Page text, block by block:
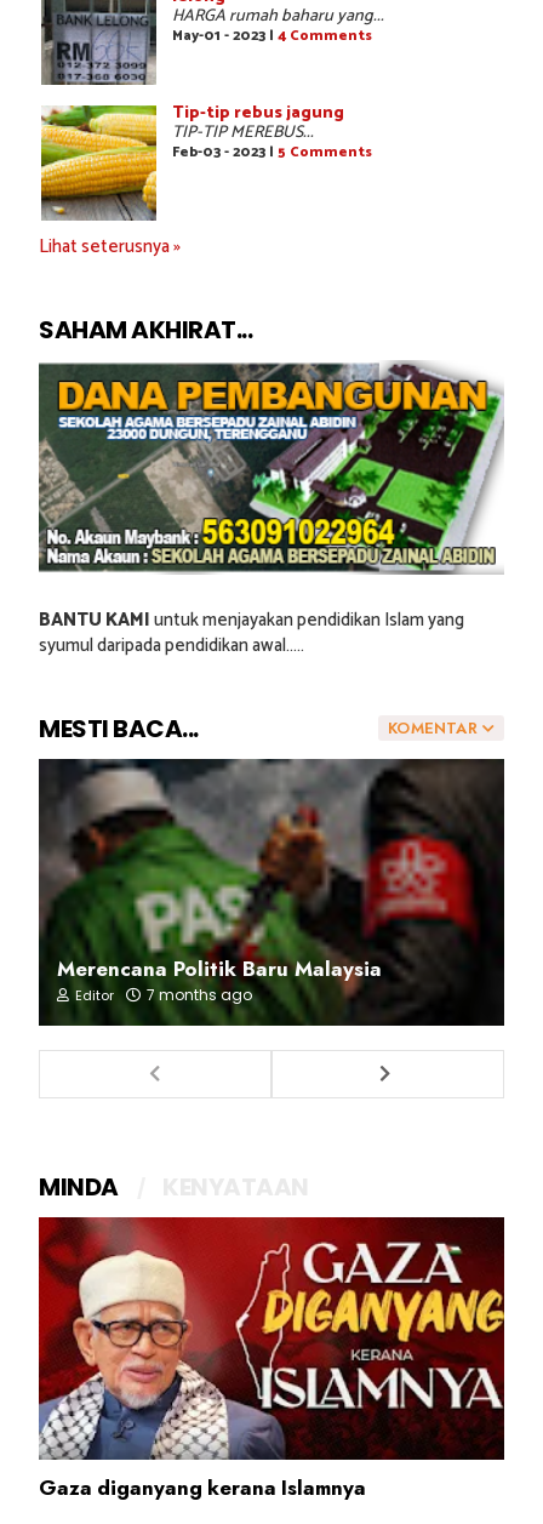
HARGA rumah baharu yang...
May-01 - 2023 | 4 Comments
Tip-tip rebus jagung
TIP-TIP MEREBUS...
Feb-03 - 2023 | 5 Comments
Lihat seterusnya »
SAHAM AKHIRAT...
BANTU KAMIuntuk menjayakan pendidikan Islam yang
syumul daripada pendidikan awal.....
KOMENTAR
MESTI BACA...
Merencana Politik Baru Malaysia
Editor 7 months ago
MINDA
Gaza diganyang kerana Islamnya